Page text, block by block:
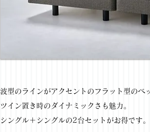
波型のラインがアクセントのフラット型のベ
ツイン置き時のダイナミックさも魅力。
シングル＋シングルの2台セットがお得です。